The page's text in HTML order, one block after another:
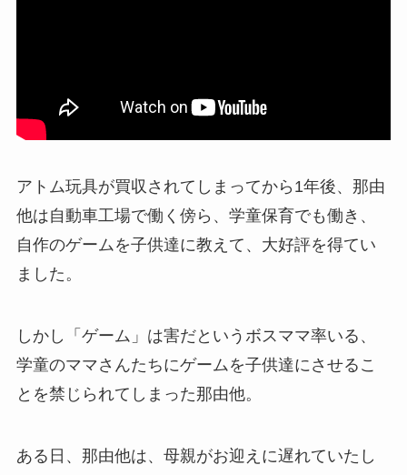
アトム玩具が買収されてしまってから1年後、那由
他は自動車工場で働く傍ら、学童保育でも働き、
自作のゲームを子供達に教えて、大好評を得てい
ました。
しかし「ゲーム」は害だというボスママ率いる、
学童のママさんたちにゲームを子供達にさせるこ
とを禁じられてしまった那由他。
ある日、那由他は、母親がお迎えに遅れていたし